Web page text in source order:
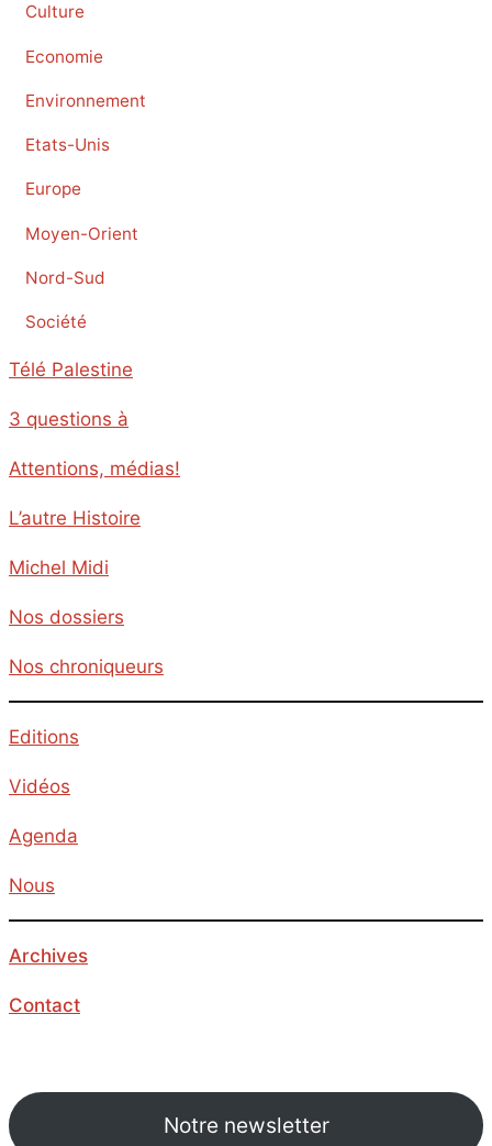
Culture
Economie
Environnement
Etats-Unis
Europe
Moyen-Orient
Nord-Sud
Société
Télé Palestine
3 questions à
Attentions, médias!
L’autre Histoire
Michel Midi
Nos dossiers
Nos chroniqueurs
Editions
Vidéos
Agenda
Nous
Archives
Contact
Notre newsletter